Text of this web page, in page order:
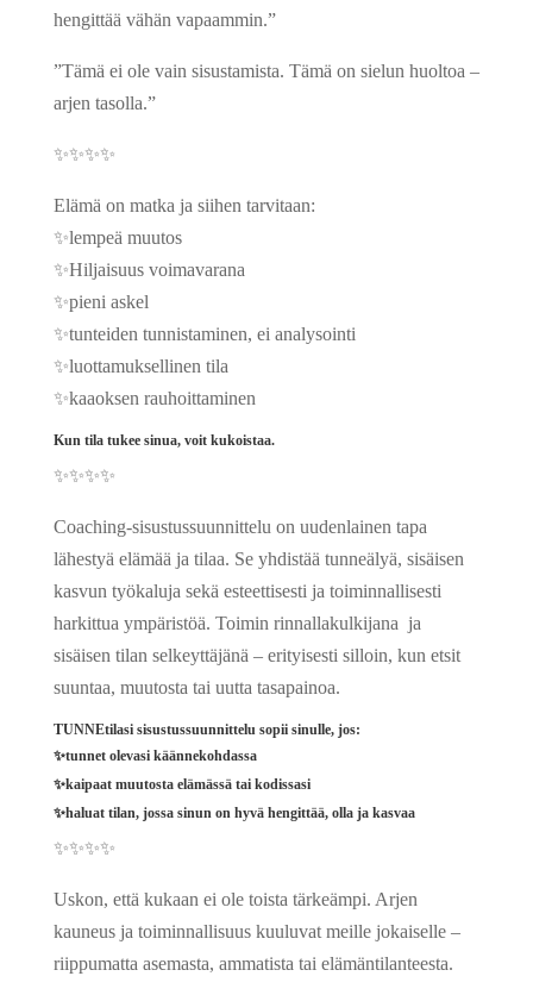
hengittää vähän vapaammin.”
”Tämä ei ole vain sisustamista. Tämä on sielun huoltoa –
arjen tasolla.”
✨✨✨✨
Elämä on matka ja siihen tarvitaan:
✨lempeä muutos
✨Hiljaisuus voimavarana
✨pieni askel
✨tunteiden tunnistaminen, ei analysointi
✨luottamuksellinen tila
✨kaaoksen rauhoittaminen
Kun tila tukee sinua, voit kukoistaa.
✨✨✨✨
Coaching-sisustussuunnittelu on uudenlainen tapa
lähestyä elämää ja tilaa. Se yhdistää tunneälyä, sisäisen
kasvun työkaluja sekä esteettisesti ja toiminnallisesti
harkittua ympäristöä. Toimin rinnallakulkijana ja
sisäisen tilan selkeyttäjänä – erityisesti silloin, kun etsit
suuntaa, muutosta tai uutta tasapainoa.
TUNNEtilasi sisustussuunnittelu sopii sinulle, jos:
✨tunnet olevasi käännekohdassa
✨kaipaat muutosta elämässä tai kodissasi
✨haluat tilan, jossa sinun on hyvä hengittää, olla ja kasvaa
✨✨✨✨
Uskon, että kukaan ei ole toista tärkeämpi. Arjen
kauneus ja toiminnallisuus kuuluvat meille jokaiselle –
riippumatta asemasta, ammatista tai elämäntilanteesta.